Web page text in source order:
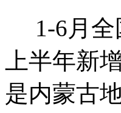
1-6月全
上半年新
是内蒙古